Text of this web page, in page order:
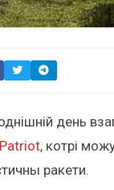
день
, котрі
ракети.